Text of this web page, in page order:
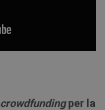
crowdfundingper la